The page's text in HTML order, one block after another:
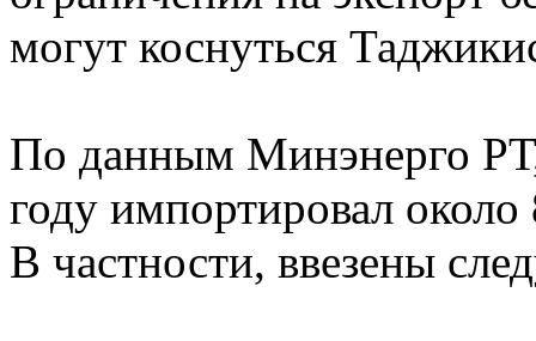
могут коснуться
По данным Минэнерго
году импортировал
В частности, ввезены